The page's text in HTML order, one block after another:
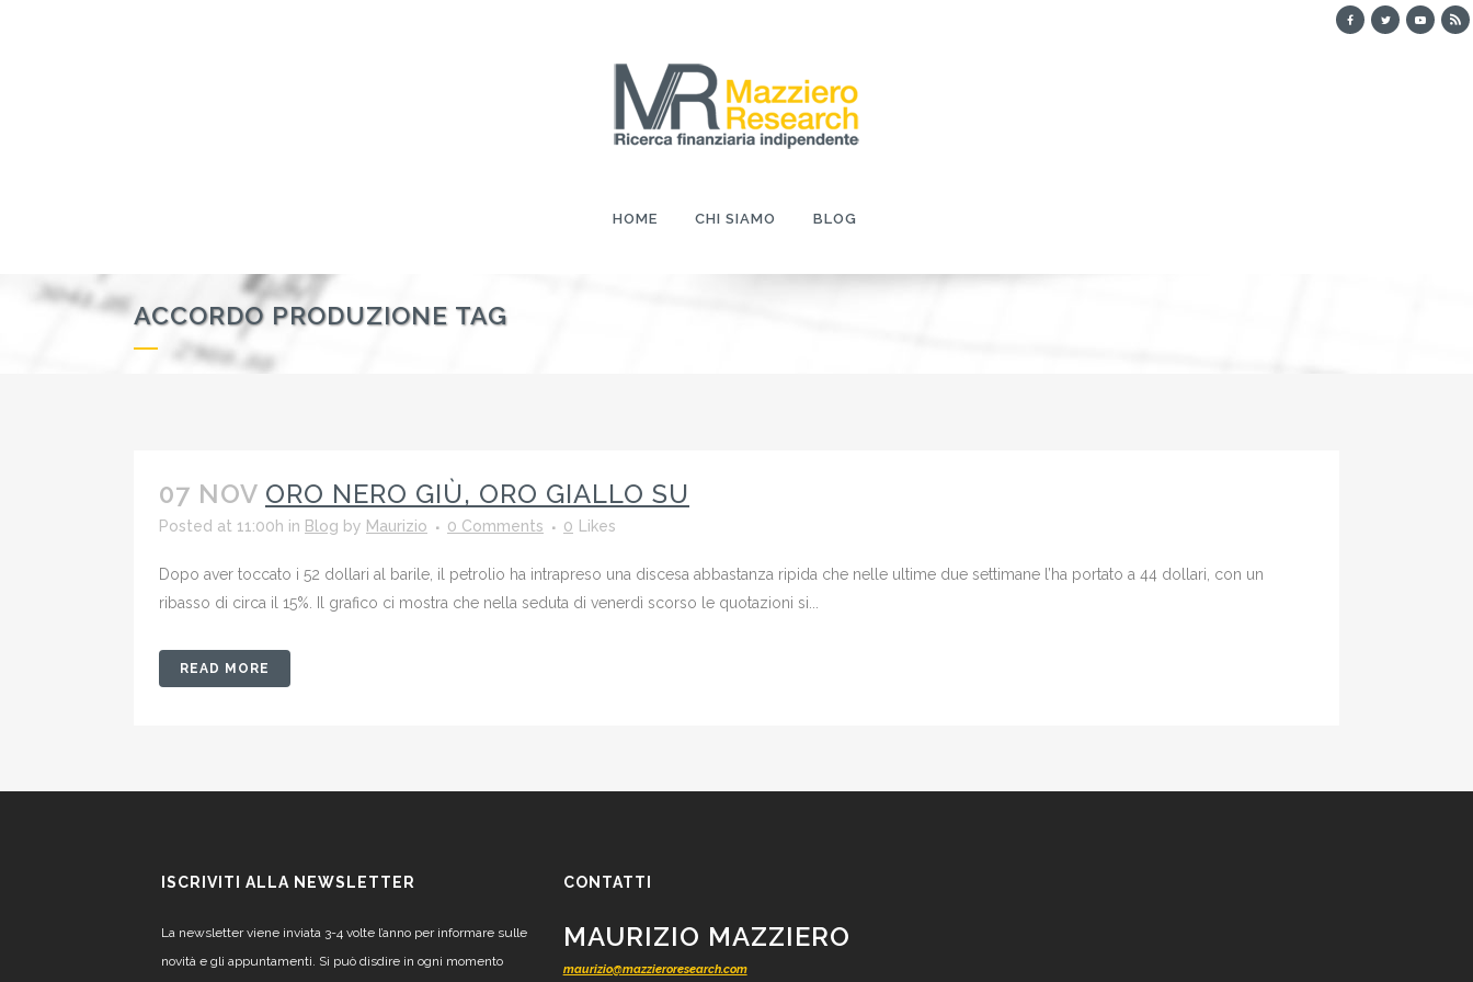
HOME CHI SIAMO BLOG
ACCORDO PRODUZIONE TAG
07 NOV ORO NERO GIÙ, ORO GIALLO SU
Posted at 11:00h in Blog by Maurizio 0 Comments 0 Likes
Dopo aver toccato i 52 dollari al barile, il petrolio ha intrapreso una discesa abbastanza ripida che nelle ultime due settimane l’ha portato a 44 dollari, con un
ribasso di circa il 15%. Il grafico ci mostra che nella seduta di venerdì scorso le quotazioni si...
READ MORE
ISCRIVITI ALLA NEWSLETTER
La newsletter viene inviata 3-4 volte l’anno per informare sulle
novità e gli appuntamenti. Si può disdire in ogni momento
CONTATTI
MAURIZIO MAZZIERO
maurizio@mazzieroresearch.com